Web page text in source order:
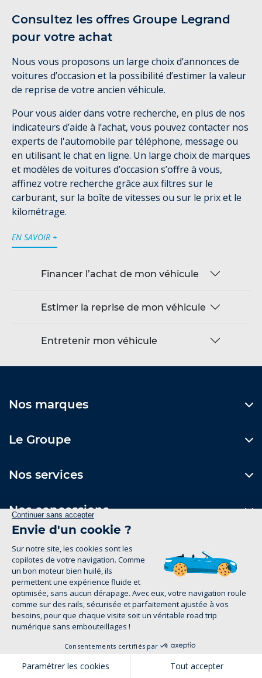
Consultez les offres Groupe Legrand
pour votre achat
Nous vous proposons un large choix d’annonces de
voitures d’occasion et la possibilité d’estimer la valeur
de reprise de votre ancien véhicule.
Pour vous aider dans votre recherche, en plus de nos
indicateurs d’aide à l’achat, vous pouvez contacter nos
experts de l'automobile par téléphone, message ou
en utilisant le chat en ligne. Un large choix de marques
et modèles de voitures d’occasion s’offre à vous,
affinez votre recherche grâce aux filtres sur le
carburant, sur la boîte de vitesses ou sur le prix et le
kilométrage.
EN SAVOIR +
Financer l’achat de mon véhicule
Estimer la reprise de mon véhicule
Entretenir mon véhicule
Nos marques
Le Groupe
Nos services
Nos concessions
Contactez-nous
Formulaire de contact
Suivez-nous
Mentions Légales
1